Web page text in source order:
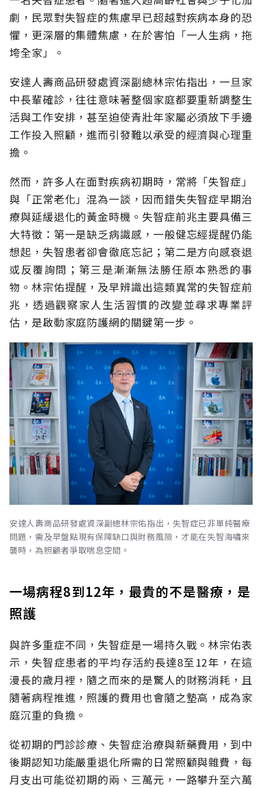
劇，民眾對失智症的焦慮早已超越對疾病本身的恐
懼，更深層的集體焦慮，在於害怕「一人生病，拖
垮全家」。
安達人壽商品研發處資深副總林宗佑指出，一旦家
中長輩確診，往往意味著整個家庭都要重新調整生
活與工作安排，甚至迫使青壯年家屬必須放下手邊
工作投入照顧，進而引發難以承受的經濟與心理重
擔。
然而，許多人在面對疾病初期時，常將「失智症」
與「正常老化」混為一談，因而錯失失智症早期治
療與延緩退化的黃金時機。失智症前兆主要具備三
大特徵：第一是缺乏病識感，一般健忘經提醒仍能
想起，失智患者卻會徹底忘記；第二是方向感衰退
或反覆詢問；第三是漸漸無法勝任原本熟悉的事
物。林宗佑提醒，及早辨識出這類異常的失智症前
兆，透過觀察家人生活習慣的改變並尋求專業評
估，是啟動家庭防護網的關鍵第一步。
安達人壽商品研發處資深副總林宗佑指出，失智症已非單純醫療
問題，需及早盤點現有保障缺口與財務風險，才能在失智海嘯來
襲時，為照顧者爭取喘息空間。
一場病程8到12年，最貴的不是醫療，是
照護
與許多重症不同，失智症是一場持久戰。林宗佑表
示，失智症患者的平均存活約長達8至12年，在這
漫長的歲月裡，隨之而來的是驚人的財務消耗，且
隨著病程推進，照護的費用也會隨之墊高，成為家
庭沉重的負擔。
從初期的門診診療、失智症治療與新藥費用，到中
後期認知功能嚴重退化所需的日常照顧與雜費，每
月支出可能從初期的兩、三萬元，一路攀升至六萬